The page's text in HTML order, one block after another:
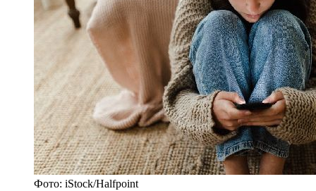
Фото: iStock/Halfpoint